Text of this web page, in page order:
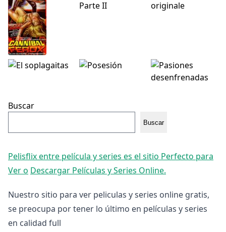
Buscar
Buscar
Pelisflix entre película y series es el sitio Perfecto para
Ver o Descargar Películas y Series Online.
Nuestro sitio para ver peliculas y series online gratis,
se preocupa por tener lo último en películas y series
en calidad full